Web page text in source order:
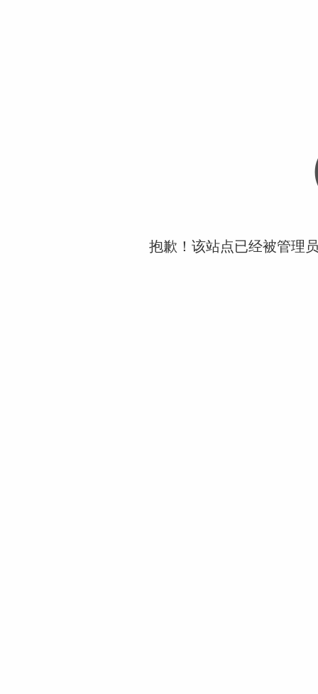
抱歉！该站点已经被管理